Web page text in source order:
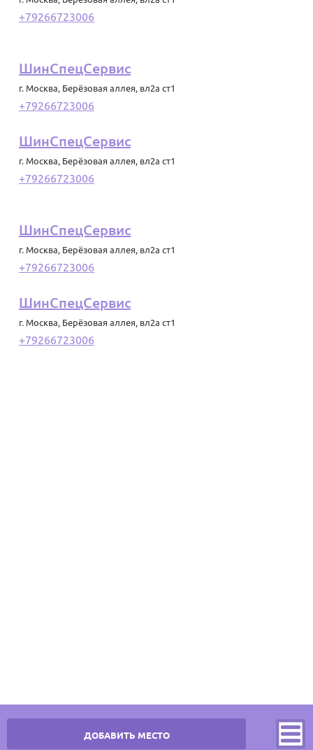
+79266723006
ШинСпецСервис
г. Москва, Берёзовая аллея, вл2а ст1
+79266723006
ШинСпецСервис
г. Москва, Берёзовая аллея, вл2а ст1
+79266723006
ШинСпецСервис
г. Москва, Берёзовая аллея, вл2а ст1
+79266723006
ШинСпецСервис
г. Москва, Берёзовая аллея, вл2а ст1
+79266723006
ДОБАВИТЬ МЕСТО